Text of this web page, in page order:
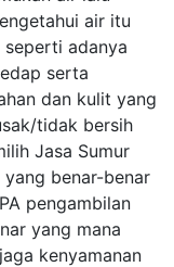
air itu
adanya
serta
dan kulit yang
tidak bersih
Jasa Sumur
yang benar-benar
pengambilan
yang mana
kenyamanan